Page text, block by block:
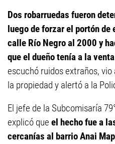
Dos robarruedas fueron
luego de forzar el portón de
calle Río Negro al 2000 y
que el dueño tenía a la
escuchó ruidos extraños,
la propiedad y alertó a la
El jefe de la Subcomisaría
explicó que el hecho fue a
cercanías al barrio Anai